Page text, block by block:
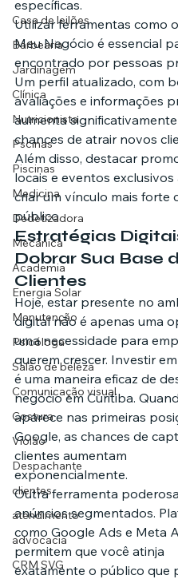
Casa de leilões
Barbearia
Jardinagem
Clínica
Nutricionista
Pscinas
Piscinas
Medicina
Dedetizadora
Mecânica
Academia
Energia Solar
Manutenção
Psicóloga
Salão de beleza
Comunicação visual
Costura
Violão
Despachante
clientes
atendimento
advocacia
CRM SVG
específicas.
Utilizar ferramentas como
Meu Negócio é essencial
encontrado por pessoas
Um perfil atualizado, com
avaliações e informações
aumenta
chances de atrair novos
Além disso, destacar
locais e eventos exclusivos
criar um vínculo mais forte
público.
Estratégias
Dobrar Sua Base
Clientes
Hoje, estar presente no
digital não é apenas uma
uma necessidade para
querem crescer. Investir
é uma maneira eficaz de
negócio em Curitiba.
aparece nas primeiras
Google, as chances de
clientes aumentam
exponencialmente.
Outra ferramenta
anúncios segmentados.
como Google Ads e Meta
permitem que você atinja
exatamente o público que